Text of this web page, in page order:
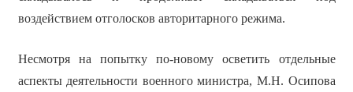
воздействием отголосков авторитарного режима.
Несмотря на попытку по-новому осветить отдельные
аспекты деятельности военного министра, М.Н. Осипова